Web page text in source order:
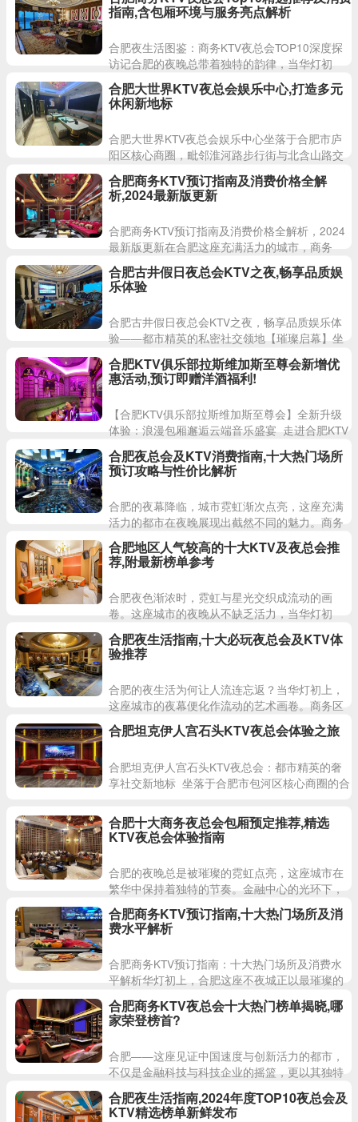
湿地公园的生态画卷
指南,含包厢环境与服务亮点解析
合肥夜生活图鉴：商务KTV夜总会TOP10深度探
访记合肥的夜晚总带着独特的韵律，当华灯初
上，这座城市便化作流动的声光盛宴。在这座充
满活力的都市中，商务
合肥大世界KTV夜总会娱乐中心,打造多元
休闲新地标
合肥大世界KTV夜总会娱乐中心坐落于合肥市庐
阳区核心商圈，毗邻淮河路步行街与北含山路交
汇处，是集高端娱乐、社交聚会于一体的现代化
休闲地标。作为合肥夜生
合肥商务KTV预订指南及消费价格全解
析,2024最新版更新
合肥商务KTV预订指南及消费价格全解析，2024
最新版更新在合肥这座充满活力的城市，商务
KTV已成为都市人群释放压力、拓展社交圈的重
要场所。不同于传统
合肥古井假日夜总会KTV之夜,畅享品质娱
乐体验
合肥古井假日夜总会KTV之夜，畅享品质娱乐体
验——都市精英的私密社交领地【璀璨启幕】坐
落于合肥市瑶海区胜利路58号的合肥古井假日夜
总会，以国际化的运营
合肥KTV俱乐部拉斯维加斯至尊会新增优
惠活动,预订即赠洋酒福利!
【合肥KTV俱乐部拉斯维加斯至尊会】全新升级
体验：浪漫包厢邂逅云端音乐盛宴 走进合肥KTV
俱乐部拉斯维加斯至尊会，每一处细节都诠释着
非凡格
合肥夜总会及KTV消费指南,十大热门场所
预订攻略与性价比解析
合肥的夜幕降临，城市霓虹渐次点亮，这座充满
活力的都市在夜晚展现出截然不同的魅力。商务
精英与年轻群体纷纷走出家门，在璀璨光影中释
放白日积压的压力。漫步在
合肥地区人气较高的十大KTV及夜总会推
荐,附最新榜单参考
合肥夜色渐浓时，霓虹与星光交织成流动的画
卷。这座城市的夜晚从不缺乏活力，当华灯初
上，合肥各大KTV及夜总会便成为都市夜生活的
璀璨舞台。今天就带您探访合
合肥夜生活指南,十大必玩夜总会及KTV体
验推荐
合肥的夜生活为何让人流连忘返？当华灯初上，
这座城市的夜幕便化作流动的艺术画卷。商务区
楼宇外墙上流转的光影秀与街头巷尾飘散的烟火
气交织成独特韵律，正如一
合肥坦克伊人宫石头KTV夜总会体验之旅
合肥坦克伊人宫石头KTV夜总会：都市精英的奢
享社交新地标 坐落于合肥市包河区核心商圈的合
独特的
合肥十大商务夜总会包厢预定推荐,精选
KTV夜总会体验指南
合肥的夜晚总是被璀璨的霓虹点亮，这座城市在
繁华中保持着独特的节奏。金融中心的光环下，
高端商务社交场所如雨后春笋般涌现，其中不乏
兼具格调与私密性的商务夜
合肥商务KTV预订指南,十大热门场所及消
费水平解析
合肥商务KTV预订指南：十大热门场所及消费水
平解析华灯初上，合肥这座不夜城正以最璀璨的
姿态迎接夜幕降临。漫步街头，霓虹与路灯交织
成流动的光河，车流划破
合肥商务KTV夜总会十大热门榜单揭晓,哪
家荣登榜首?
合肥——这座见证中国速度与创新活力的都市，
不仅是金融科技与科技企业的摇篮，更以其独特
的都市魅力成为长三角地区备受瞩目的商业枢
纽。当夜幕降临，这座城市便
合肥夜生活指南,2024年度TOP10夜总会及
KTV精选榜单新鲜发布